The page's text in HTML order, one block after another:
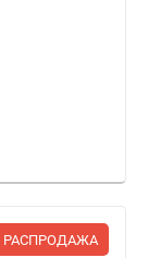
РАСПРОДАЖА